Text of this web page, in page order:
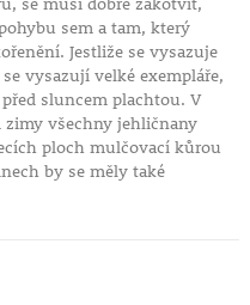
sem a tam, který
Jestliže se vysazuje
vysazují velké exempláře,
sluncem plachtou. V
zimy všechny jehličnany
ploch mulčovací kůrou
by se měly také